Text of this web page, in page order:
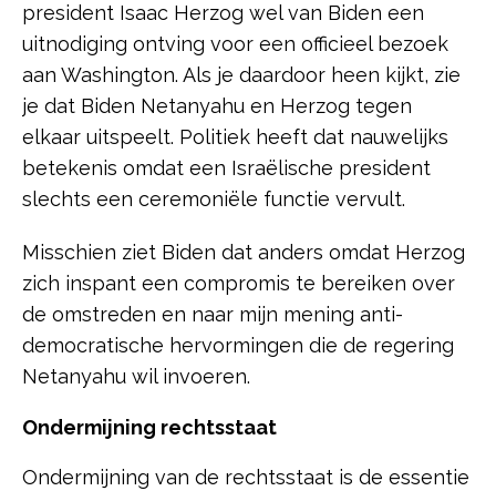
president Isaac Herzog wel van Biden een
uitnodiging ontving voor een officieel bezoek
aan Washington. Als je daardoor heen kijkt, zie
je dat Biden Netanyahu en Herzog tegen
elkaar uitspeelt. Politiek heeft dat nauwelijks
betekenis omdat een Israëlische president
slechts een ceremoniële functie vervult.
Misschien ziet Biden dat anders omdat Herzog
zich inspant een compromis te bereiken over
de omstreden en naar mijn mening anti-
democratische hervormingen die de regering
Netanyahu wil invoeren.
Ondermijning rechtsstaat
Ondermijning van de rechtsstaat is de essentie